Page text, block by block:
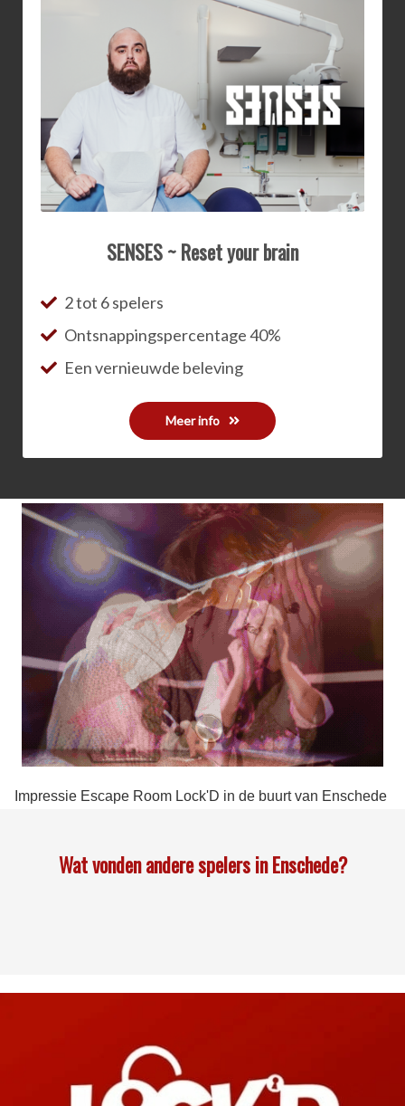
SENSES ~ Reset your brain
2 tot 6 spelers
Ontsnappingspercentage 40%
Een vernieuwde beleving
Meer info
Impressie Escape Room Lock'D in de buurt van Enschede
Wat vonden andere spelers in Enschede?